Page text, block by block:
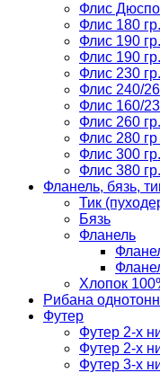
Флис Дюспо
Флис 180
Флис 190
Флис 190
Флис 230
Флис 240/
Флис 160/
Флис 260
Флис 280
Флис 300
Флис 380
Фланель, бязь,
Тик
Бязь
Фланель
Хлопок
Рибана
Футер
Футер 2-х
Футер 2-х
Футер 3-х